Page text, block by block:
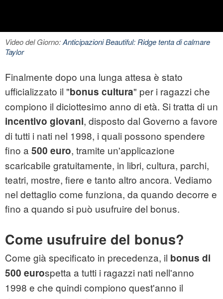
Video del Giorno:Anticipazioni Beautiful: Ridge tenta di calmare
Taylor
Finalmente dopo una lunga attesa è stato
ufficializzato il "bonus cultura" per i ragazzi che
compiono il diciottesimo anno di età. Si tratta di un
incentivo giovani, disposto dal Governo a favore
di tutti i nati nel 1998, i quali possono spendere
fino a 500 euro, tramite un'applicazione
scaricabile gratuitamente, in libri, cultura, parchi,
teatri, mostre, fiere e tanto altro ancora. Vediamo
nel dettaglio come funziona, da quando decorre e
fino a quando si può usufruire del bonus.
Come usufruire del bonus?
Come già specificato in precedenza, il bonus di
500 eurospetta a tutti i ragazzi nati nell'anno
1998 e che quindi compiono quest'anno il